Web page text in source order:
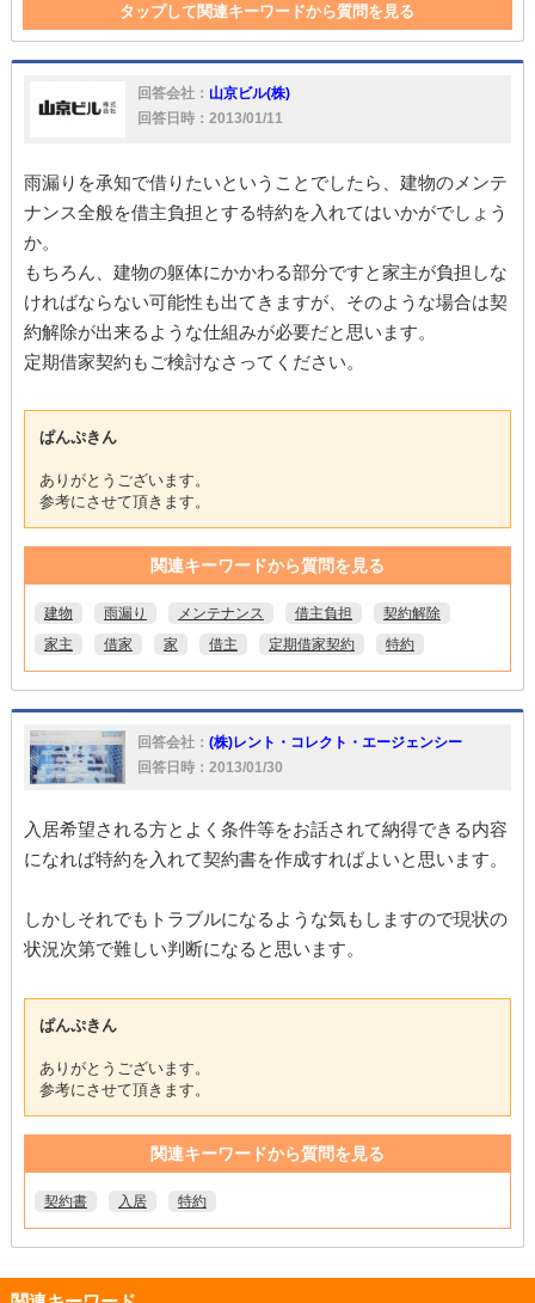
タップして関連キーワードから質問を見る
解約 責任 損害 契約書 リスク 貸す
貸主
回答会社： 山京ビル(株)
回答日時：2013/01/11
雨漏りを承知で借りたいということでしたら、建物のメンテ
ナンス全般を借主負担とする特約を入れてはいかがでしょう
か。
もちろん、建物の躯体にかかわる部分ですと家主が負担しな
ければならない可能性も出てきますが、そのような場合は契
約解除が出来るような仕組みが必要だと思います。
定期借家契約もご検討なさってください。
ぱんぷきん
ありがとうございます。
参考にさせて頂きます。
関連キーワードから質問を見る
建物 雨漏り メンテナンス 借主負担
契約解除
家主
借家 家 借主 定期借家契約 特約
回答会社： (株)レント・コレクト・エージェンシー
回答日時：2013/01/30
入居希望される方とよく条件等をお話されて納得できる内容
になれば特約を入れて契約書を作成すればよいと思います。
しかしそれでもトラブルになるような気もしますので現状の
状況次第で難しい判断になると思います。
ぱんぷきん
ありがとうございます。
参考にさせて頂きます。
関連キーワードから質問を見る
契約書 入居 特約